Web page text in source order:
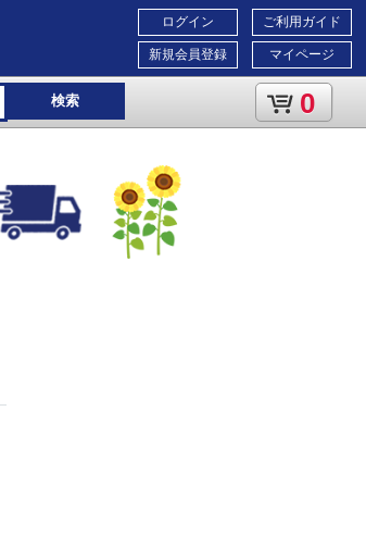
ご利用ガイド
マイページ
ログイン
新規会員登録
検索 0